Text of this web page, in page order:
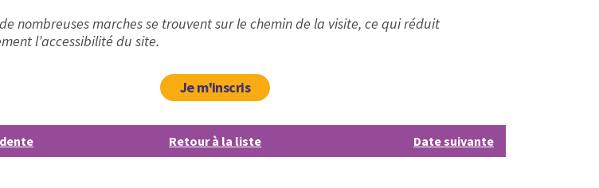
de nombreuses marches se trouvent sur le chemin de la visite, ce qui réduit
l’accessibilité du site.
Je m'inscris
Retour à la liste Date suivante